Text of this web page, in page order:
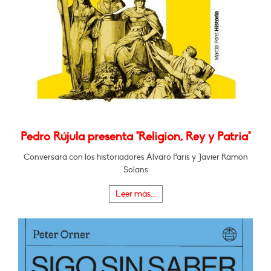
Pedro Rújula presenta "Religion, Rey y Patria"
Conversará con los historiadores Álvaro París y Javier Ramón
Solans
Leer más...